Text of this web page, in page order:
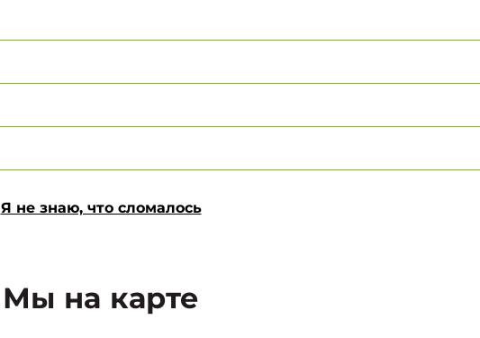
Я не знаю, что сломалось
Мы на карте